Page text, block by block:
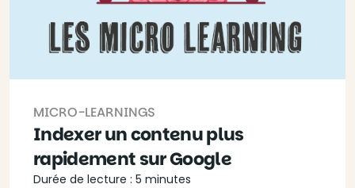
MICRO-LEARNINGS
Indexer un contenu plus
rapidement sur Google
Durée de lecture : 5 minutes